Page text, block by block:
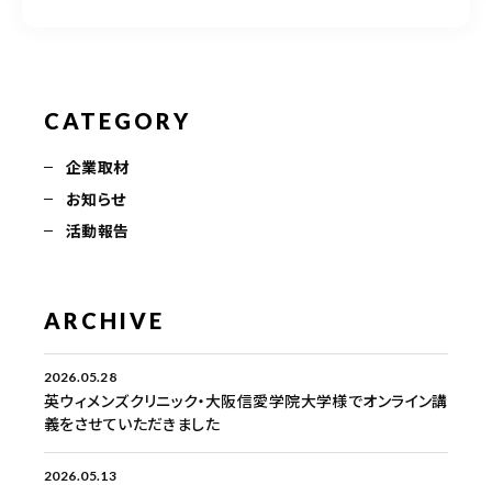
CATEGORY
企業取材
お知らせ
活動報告
ARCHIVE
2026.05.28
英ウィメンズクリニック・大阪信愛学院大学様でオンライン講
義をさせていただきました
2026.05.13